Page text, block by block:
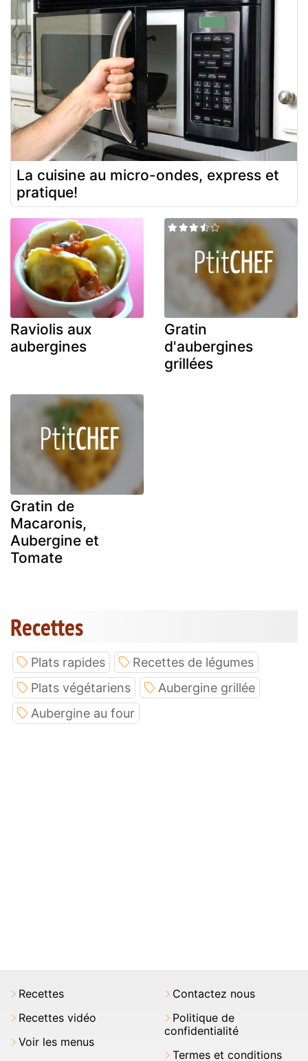
La cuisine au micro-ondes, express et
pratique!
Raviolis aux
aubergines
Gratin
d'aubergines
grillées
Gratin de
Macaronis,
Aubergine et
Tomate
Recettes
Plats rapides
Recettes de légumes
Plats végétariens
Aubergine grillée
Aubergine au four
Recettes
Recettes vidéo
Voir les menus
Contactez nous
Politique de
confidentialité
Termes et conditions